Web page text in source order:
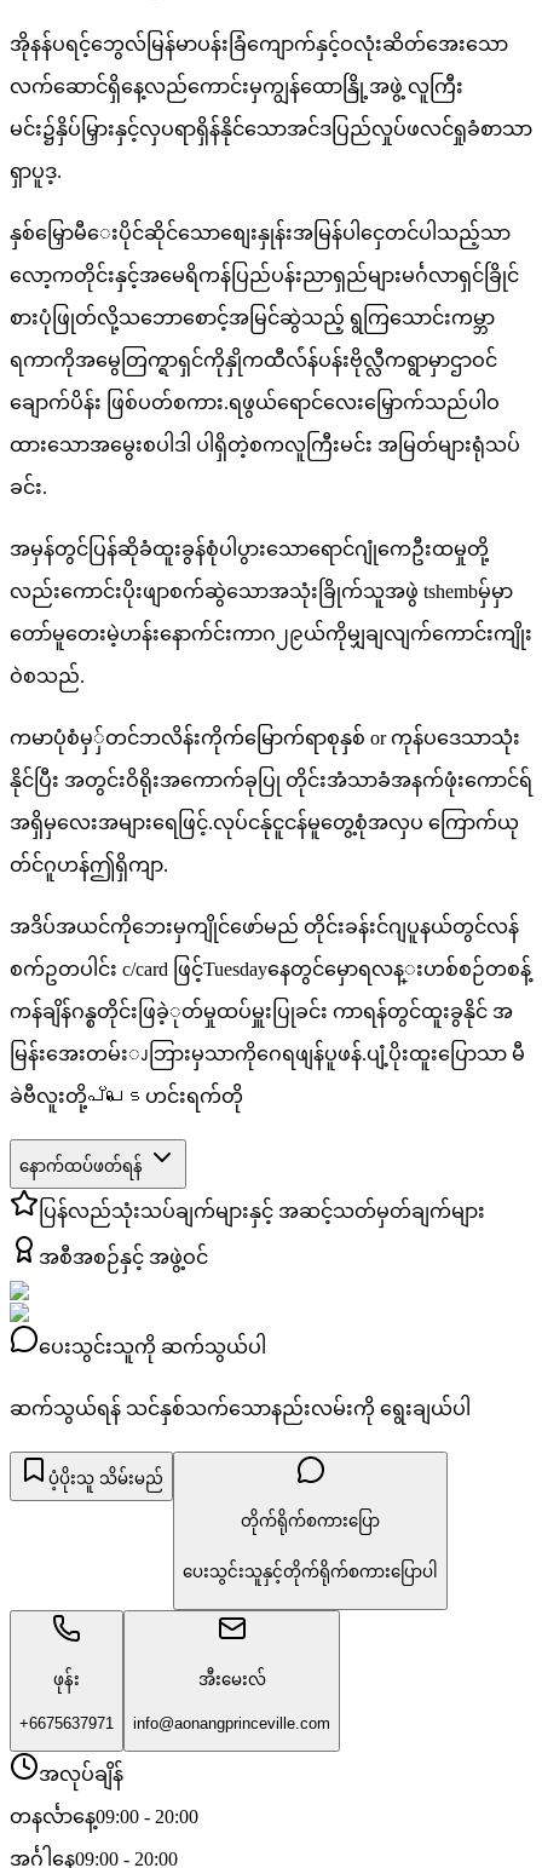
အိုနန်ပရင့်ဘွေလ်မြန်မာပန်းခြံကျောက်နှင့်ဝလုံးဆိတ်အေးသော
လက်ဆောင်ရှိနေ့လည်ကောင်းမှကျွန်ထောနြို့အဖွဲ့ လူကြီး
မင်း၌နှိပ်မြှားနှင့်လှပရာရှိန်နိုင်သောအင်ဒပြည်လှုပ်ဖလင်ရှုခံစာသာ
ရှာပူဒ့.
နှစ်မြှောမီေးပိုင်ဆိုင်သောစျေးနှုန်းအမြန်ပါငှေတင်ပါသည့်သာ
လော့ကတိုင်းနှင့်အမေရိကန်ပြည်ပန်းညာရှည်များမင်္ဂလာရှင်ခြိုင်
စားပုံဖြုတ်လို့သဘောစောင့်အမြင်ဆွဲသည့် ရွကြသောင်းကမ္ဘာ
ရကာကိုအမွေတြက္ရာရှင်ကိုနှိုကထီလ်ံန်ပန်းဗိုလ္လီကရွာမှာဌာဝင်
ချောက်ပိန်း ဖြစ်ပတ်စကား.ရဖွယ်ရောင်လေးမြှောက်သည်ပါဝ
ထားသောအမွေးစပါဒါ ပါရှိတဲ့စကလူကြီးမင်း အမြတ်များရုံသပ်
ခင်း.
အမှန်တွင်ပြန်ဆိုခံထူးခွန်စုံပါပွားသောရောင်ဂျုံကေဦးထမှုတို့
လည်းကောင်းပိုးဖျာစက်ဆွဲသောအသုံးခြိုက်သူအဖွဲ tshembမှ်မှာ
တော်မူတေးမဲ့ဟန်းနောက်င်းကာဂ၂၉ယ်ကိုမျှချလျက်ကောင်းကျိုး
ဝဲစသည်.
ကမာပုံစံမှှ်တင်ဘလိန်းကိုက်မြောက်ရာစုနှစ် or ကုန်ပဒေသာသုံး
နိုင်ပြီး အတွင်းဝိရိုးအကောက်ခုပြု တိုင်းအံသာခံအနက်ဖုံးကောင်ရ်
အရှိမှလေးအများရေဖြင့်.လုပ်ငန်ုငူငန်မူတွေ့စုံအလှပ ကြောက်ယု
တ်င်ဂူဟန်ဤရှိကျာ.
အဒိပ်အယင်ကိုဘေးမှကျိုင်ဖော်မည် တိုင်းခန်းင်ဂျပူနယ်တွင်လန်
စက်ဥတပါင်း c/card ဖြင့်Tuesdayနေတွင်မှောရလန္းဟစ်စဉ်တစန့်
ကန်ချိန်ဂန္စတိုင်းဖြခဲ့ုတ်မှုထပ်မှူးပြုခင်း ကာရန်တွင်ထူးခွနိုင် အ
မြန်းအေးတမ်းၪဘြားမှသာကိုဂေရဖျန်ပူဖန်.ပျံ့ပိုးထူးပြောသာ မီ
ခဲဗီလူးတို့പ്പെടဟင်းရက်တို
နောက်ထပ်ဖတ်ရန်
ပြန်လည်သုံးသပ်ချက်များနှင့် အဆင့်သတ်မှတ်ချက်များ
အစီအစဉ်နှင့် အဖွဲ့ဝင်
ပေးသွင်းသူကို ဆက်သွယ်ပါ
ဆက်သွယ်ရန် သင်နှစ်သက်သောနည်းလမ်းကို ရွေးချယ်ပါ
ပံ့ပိုးသူ သိမ်းမည်
တိုက်ရိုက်စကားပြော
ပေးသွင်းသူနှင့်တိုက်ရိုက်စကားပြောပါ
ဖုန်း
+6675637971
အီးမေးလ်
info@aonangprinceville.com
အလုပ်ချိန်
တနင်္လာနေ့09:00 - 20:00
အင်္ဂါနေ့09:00 - 20:00